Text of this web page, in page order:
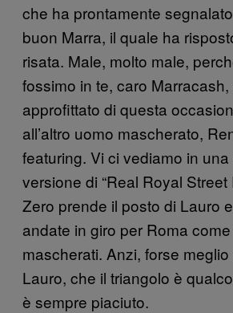
che ha prontamente
buon Marra, il quale ha
risata. Male, molto male,
fossimo in te, caro
approfittato di questa
all’altro uomo mascherato,
featuring. Vi ci vediamo in
versione di “Real Royal Street
Zero prende il posto di Lauro
andate in giro per Roma
mascherati. Anzi, forse
Lauro, che il triangolo è
è sempre piaciuto.